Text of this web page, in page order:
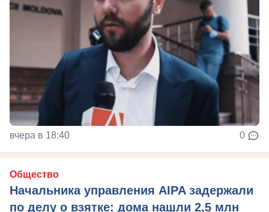
вчера в 18:40 0
Общество
Начальника управления AIPA задержали
по делу о взятке: дома нашли 2,5 млн